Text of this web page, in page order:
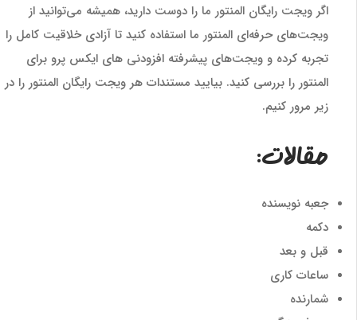
اگر ویجت رایگان المنتور ما را دوست دارید، همیشه می‌توانید از
ویجت‌های حرفه‌ای المنتور ما استفاده کنید تا آزادی خلاقیت کامل را
تجربه کرده و ویجت‌های پیشرفته افزودنی های ایکس پرو برای
المنتور را بررسی کنید. بیایید مستندات هر ویجت رایگان المنتور را در
زیر مرور کنیم.
مقالات:
جعبه نویسنده
دکمه
قبل و بعد
ساعات کاری
شمارنده